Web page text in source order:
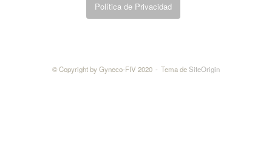
Política de Privacidad
© Copyright by Gyneco-FIV 2020 Tema deSiteOrigin